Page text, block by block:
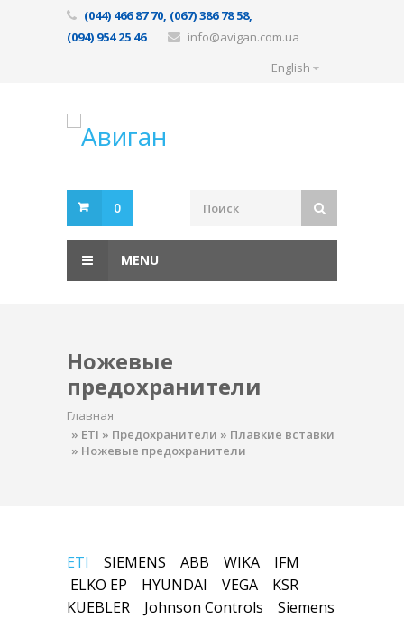
(044) 466 87 70, (067) 386 78 58,
(094) 954 25 46
info@avigan.com.ua
English
0
MENU
Ножевые
предохранители
Главная
» ETI » Предохранители » Плавкие вставки
» Ножевые предохранители
ETI SIEMENS ABB WIKA
IFM
ELKO EP
HYUNDAI VEGA
KSR
KUEBLER
Johnson Controls
Siemens